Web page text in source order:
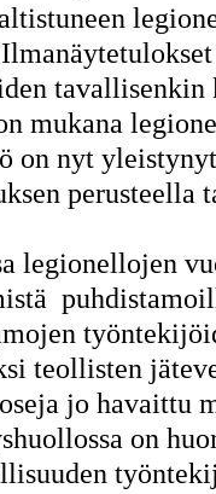
mukana
on nyt
perusteella
legionellojen
teollisten
jo havaittu
on